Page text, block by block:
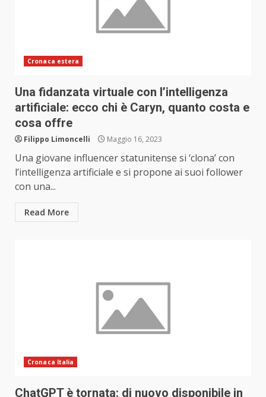
Cronaca estera
Una fidanzata virtuale con l’intelligenza
artificiale: ecco chi è Caryn, quanto costa e
cosa offre
Filippo Limoncelli Maggio 16, 2023
Una giovane influencer statunitense si ‘clona’ con
l’intelligenza artificiale e si propone ai suoi follower
con una...
Read More
Cronaca Italia
ChatGPT è tornata: di nuovo disponibile in